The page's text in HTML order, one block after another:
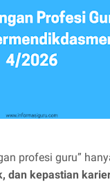
profesi guru”
dan kepastian